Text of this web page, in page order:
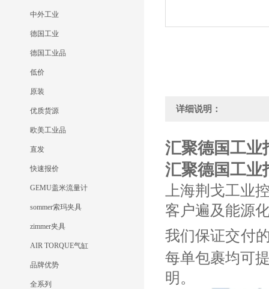
中外工业
德国工业
德国工业品
低价
原装
优质货源
欧美工业品
直发
快速报价
GEMU盖米流量计
sommer索玛夹具
zimmer夹具
AIR TORQUE气缸
品牌优势
全系列
详细说明：
汇聚德国工业
汇聚德国工业
上海荆戈工业
客户遍及能源
我们保证交付
每单包裹均可
明。